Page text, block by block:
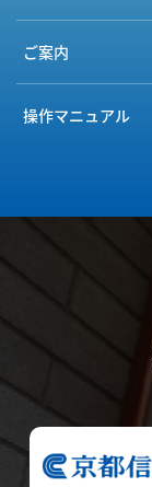
ご案内
操作マニュアル